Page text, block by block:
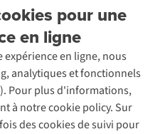
pour une
en ligne
en ligne, nous
analytiques et fonctionnels
Pour plus d'informations,
à notre cookie policy. Sur
des cookies de suivi pour